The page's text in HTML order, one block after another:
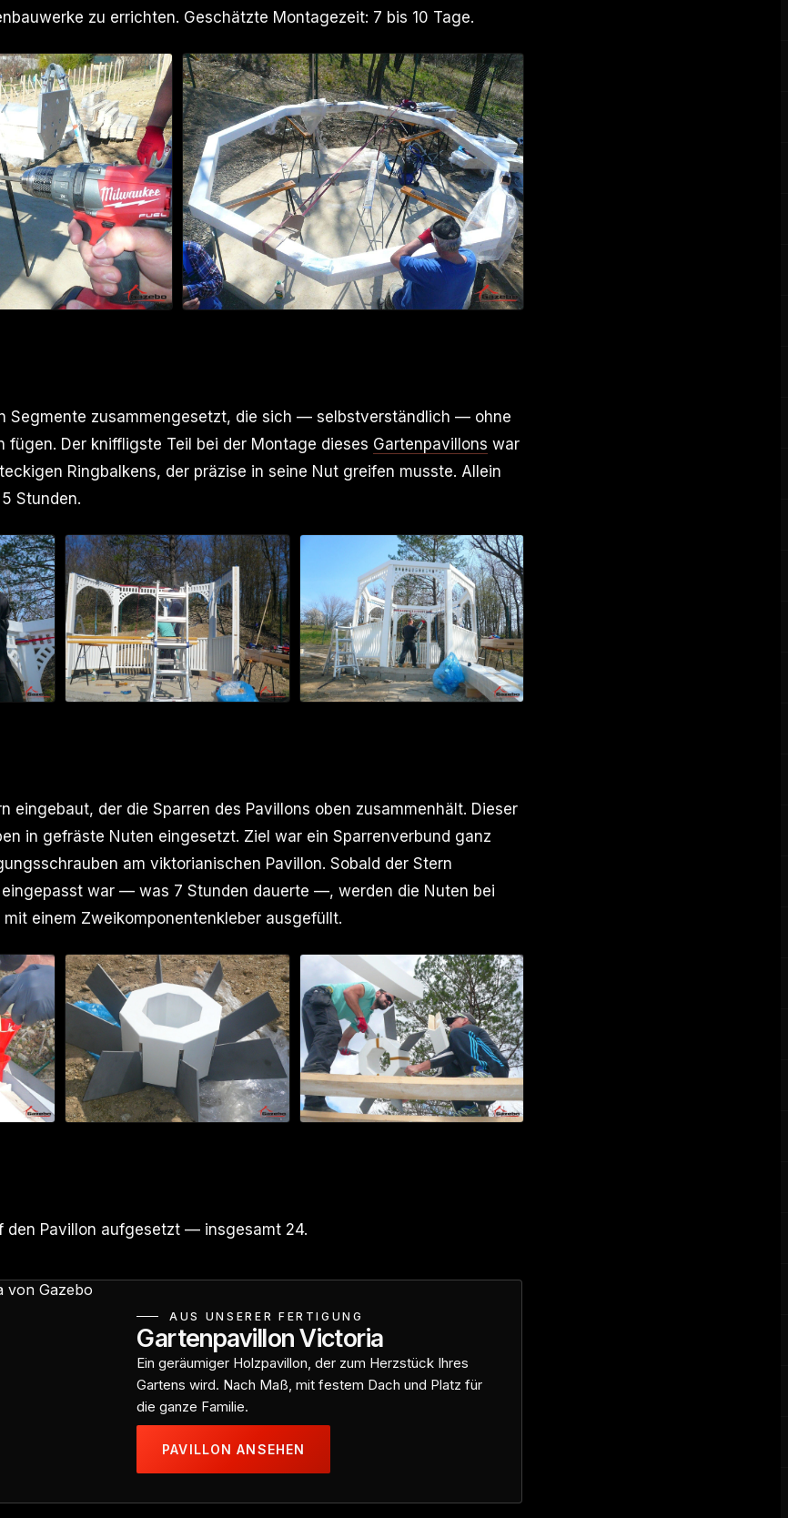
zu errichten. Geschätzte Montagezeit: 7 bis 10 Tage.
Segmente zusammengesetzt, die sich — selbstverständlich — ohne
fügen. Der kniffligste Teil bei der Montage dieses Gartenpavillons war
Ringbalkens, der präzise in seine Nut greifen musste. Allein
Stunden.
eingebaut, der die Sparren des Pavillons oben zusammenhält. Dieser
in gefräste Nuten eingesetzt. Ziel war ein Sparrenverbund ganz
am viktorianischen Pavillon. Sobald der Stern
war — was 7 Stunden dauerte —, werden die Nuten bei
einem Zweikomponentenkleber ausgefüllt.
den Pavillon aufgesetzt — insgesamt 24.
AUS UNSERER FERTIGUNG
Gartenpavillon Victoria
Ein geräumiger Holzpavillon, der zum Herzstück Ihres
Gartens wird. Nach Maß, mit festem Dach und Platz für
die ganze Familie.
PAVILLON ANSEHEN